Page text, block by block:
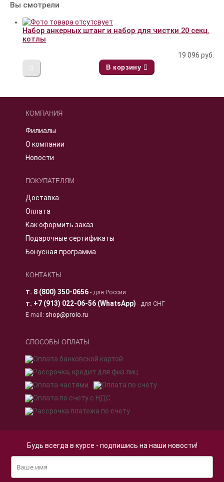
Вы смотрели
Набор анкерных штанг и набор для чистки 20 секц.
котлы
19 096 руб.
В корзину
КОМПАНИЯ
Филиалы
О компании
Новости
ПОКУПАТЕЛЯМ
Доставка
Оплата
Как оформить заказ
Подарочные сертификаты
Бонусная программа
КОНТАКТЫ
т. 8 (800) 350-0656- для России
т. +7 (913) 022-06-56 (WhatsApp) - для СНГ
E-mail: shop@prolo.ru
СПОСОБЫ ОПЛАТЫ
Будь всегда в курсе - подпишись на наши новости!